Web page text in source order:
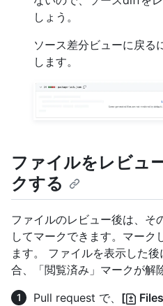
しょう。
ソース差分ビューに戻る
します。
ファイルをレビュ
クする
ファイルのレビュー後は、そ
してマークできます。マーク
ます。 ファイルを表示した
合、「閲覧済み」マークが解
Pull request で、 [